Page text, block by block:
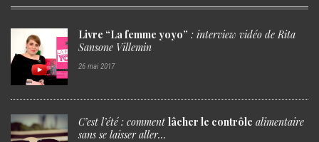
Livre “La femme yoyo” : interview vidéo de Rita
Sansone Villemin
26 mai 2017
C’est l’été: comment lâcher le contrôle alimentaire
sans se laisser aller…